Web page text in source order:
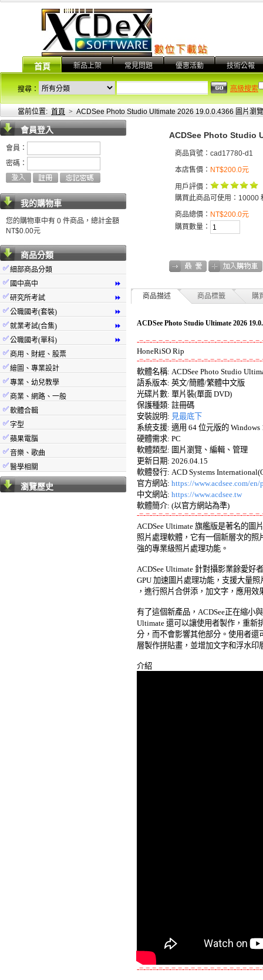
首頁 新品上架 常見問題 優惠活動 技術公報
搜尋： 高級搜索
當前位置: 首頁 > ACDSee Photo Studio Ultimate 2026 19.0.0.4366 圖片瀏
會員登入
會員：
密碼：
我的購物車
您的購物車中有 0 件商品，總計金額
NT$0.00元
商品分類
✅細部商品分類
⏩
✅ 國中高中
⏩
✅研究所考試
⏩
✅公職國考(套裝)
⏩
✅就業考試(合集)
⏩
✅公職國考(單科)
✅ 商用、財經、股票
✅繪圖、專業設計
✅專業、幼兒教學
✅ 商業、網路、一般
✅軟體合輯
✅字型
✅蘋果電腦
✅音樂、歌曲
✅醫學相關
瀏覽歷史
ACDSee Photo Studio
商品貨號：cad17780-d1
本店售價： NT$200.0元
用戶評價：
購買此商品可使用：10000
商品總價： NT$200.0元
購買數量：
商品描述 商品標籤 購
ACDSee Photo Studio Ultimate 2026
-=-=-=-=-=-=-=-=-=-=-=-=-=-=-=-=-=-=-
-=-=-=-=-=-=-=-=-=-=-=-=-=-=-=-=-=-=-
軟體名稱: ACDSee Photo Studio
語系版本: 英文/簡體/繁體中文版
光碟片數: 單片裝(單面 DVD)
保護種類: 註冊碼
安裝說明: 見最底下
系統支援: 適用 64 位元版的
硬體需求: PC
軟體類型: 圖片瀏覽、編輯、管理
更新日期: 2026.04.15
軟體發行: ACD Systems
官方網站: https://www.acdsee.com/
中文網站: https://www.acdsee.tw
-=-=-=-=-=-=-=-=-=-=-=-=-=-=-=-=-=-=-
ACDSee Ultimate 旗艦版是著名的圖
照片處理軟體，它有一個新層次的
強的專業級照片處理功能。
ACDSee Ultimate 針對攝影業餘愛
GPU 加速圖片處理功能，支援大量
，進行照片合併添，加文字，應用
有了這個新產品，ACDSee正在縮小
Ultimate 還可以讓使用者製作，重新
分，而不會影響其他部分。使用者
層製作拼貼畫，並增加文字和浮水印
-=-=-=-=-=-=-=-=-=-=-=-=-=-=-=-=-=-=-